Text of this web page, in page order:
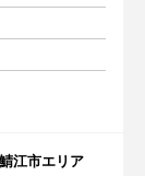
江市エリア